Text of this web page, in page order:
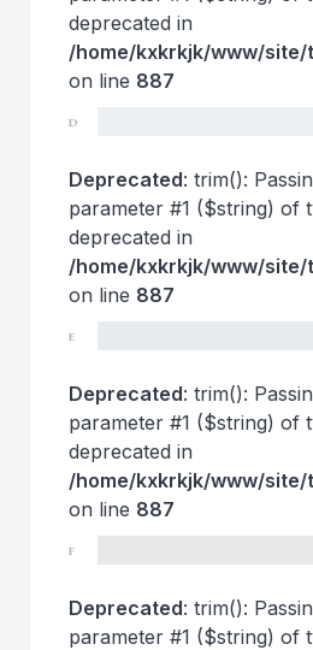
deprecated in
/home/kxkrkjk/www/site/
on line 887
D
Deprecated: trim():
parameter #1 ($string) of
deprecated in
/home/kxkrkjk/www/site/
on line 887
E
Deprecated: trim():
parameter #1 ($string) of
deprecated in
/home/kxkrkjk/www/site/
on line 887
F
Deprecated: trim():
parameter #1 ($string) of